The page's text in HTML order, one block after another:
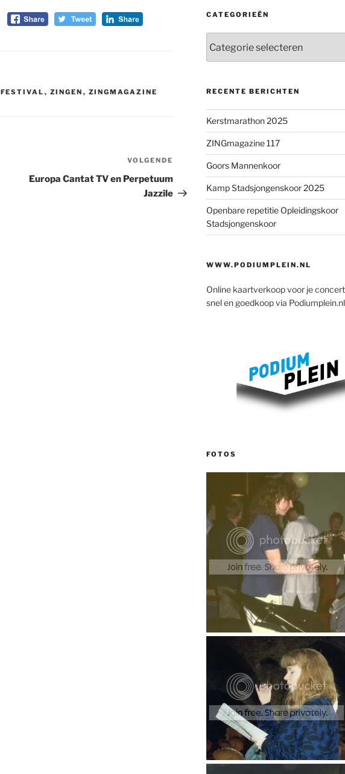
FESTIVAL , ZINGEN , ZINGMAGAZINE
Volgend
bericht
VOLGENDE
Europa Cantat TV en Perpetuum
Jazzile
CATEGORIEËN
RECENTE BERICHTEN
Kerstmarathon 2025
ZINGmagazine 117
Goors Mannenkoor
Kamp Stadsjongenskoor 2025
Openbare repetitie Opleidingskoor
Stadsjongenskoor
WWW.PODIUMPLEIN.NL
Online kaartverkoop voor je
snel en goedkoop via Podiumplein.nl
FOTOS